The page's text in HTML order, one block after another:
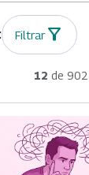
Filtrar
12 de